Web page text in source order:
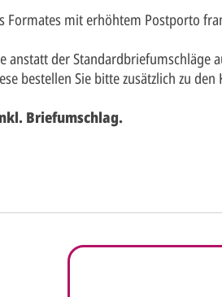
Formates mit erhöhtem Postporto
anstatt der Standardbriefumschläge
bestellen Sie bitte zusätzlich zu
Briefumschlag.